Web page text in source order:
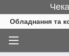
Обладнання та